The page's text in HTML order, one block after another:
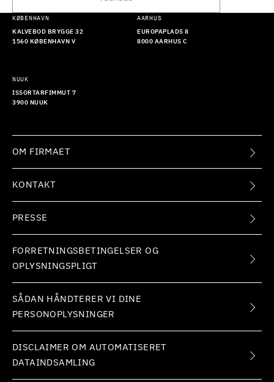
KØBENHAVN
KALVEBOD BRYGGE 32
1560 KØBENHAVN V
AARHUS
EUROPAPLADS 8
8000 AARHUS C
NUUK
ISSORTARFIMMUT 7
3900 NUUK
OM FIRMAET
KONTAKT
PRESSE
FORRETNINGSBETINGELSER OG
OPLYSNINGSPLIGT
SÅDAN HÅNDTERER VI DINE
PERSONOPLYSNINGER
DISCLAIMER OM AUTOMATISERET
DATAINDSAMLING